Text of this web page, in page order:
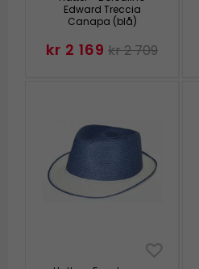
Edward Treccia
Canapa (blå)
kr 2 169 kr 2 709